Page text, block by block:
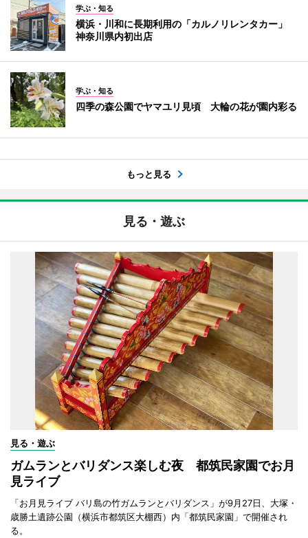
学ぶ・知る
横浜・川和に長期利用の「カルノリレンタカー」
神奈川県内初出店
学ぶ・知る
四季の森公園でヤマユリ見頃 大輪の花が園内彩る
もっと見る
見る・遊ぶ
見る・遊ぶ
ガムランとバリダンス楽しむ夜 都筑民家園でお月
見ライブ
「お月見ライブ バリ島の竹ガムランとバリダンス」が9月27日、大塚・
歳勝土遺跡公園（横浜市都筑区大棚西）内「都筑民家園」で開催され
る。